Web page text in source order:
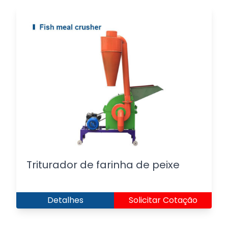
Triturador de farinha de peixe
Detalhes Solicitar Cotação